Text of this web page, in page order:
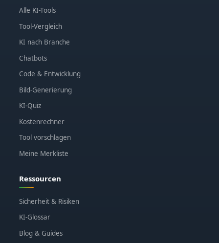
Alle KI-Tools
Tool-Vergleich
KI nach Branche
Chatbots
Code & Entwicklung
Bild-Generierung
KI-Quiz
Kostenrechner
Tool vorschlagen
Meine Merkliste
Ressourcen
Sicherheit & Risiken
KI-Glossar
Blog & Guides